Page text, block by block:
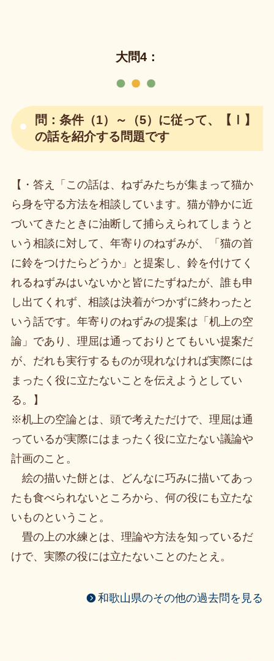
大問4：
問：条件（1）～（5）に従って、【Ⅰ】
の話を紹介する問題です
【・答え「この話は、ねずみたちが集まって猫か
ら身を守る方法を相談しています。猫が静かに近
づいてきたときに油断して捕らえられてしまうと
いう相談に対して、年寄りのねずみが、「猫の首
に鈴をつけたらどうか」と提案し、鈴を付けてく
れるねずみはいないかと皆にたずねたが、誰も申
し出てくれず、相談は決着がつかずに終わったと
いう話です。年寄りのねずみの提案は「机上の空
論」であり、理屈は通っておりとてもいい提案だ
が、だれも実行するものが現れなければ実際には
まったく役に立たないことを伝えようとしてい
る。】
※机上の空論とは、頭で考えただけで、理屈は通
っているが実際にはまったく役に立たない議論や
計画のこと。
絵の描いた餅とは、どんなに巧みに描いてあっ
たも食べられないところから、何の役にも立たな
いものということ。
畳の上の水練とは、理論や方法を知っているだ
けで、実際の役には立たないことのたとえ。
和歌山県のその他の過去問を見る